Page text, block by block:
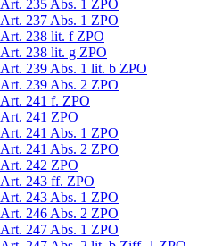
Art. 235 Abs. 1 ZPO
Art. 237 Abs. 1 ZPO
Art. 238 lit. f ZPO
Art. 238 lit. g ZPO
Art. 239 Abs. 1 lit. b ZPO
Art. 239 Abs. 2 ZPO
Art. 241 f. ZPO
Art. 241 ZPO
Art. 241 Abs. 1 ZPO
Art. 241 Abs. 2 ZPO
Art. 242 ZPO
Art. 243 ff. ZPO
Art. 243 Abs. 1 ZPO
Art. 246 Abs. 2 ZPO
Art. 247 Abs. 1 ZPO